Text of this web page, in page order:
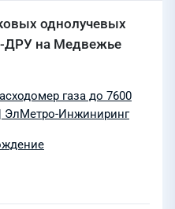
однолучевых
ДРУ на Медвежье
газа до 7600
ЭлМетро-Инжиниринг